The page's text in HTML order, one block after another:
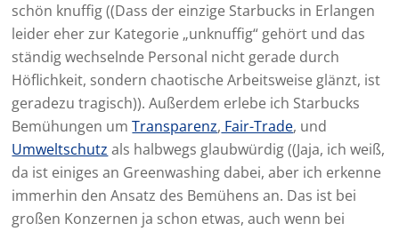
schön knuffig ((Dass der einzige Starbucks in Erlangen
leider eher zur Kategorie „unknuffig“ gehört und das
ständig wechselnde Personal nicht gerade durch
Höflichkeit, sondern chaotische Arbeitsweise glänzt, ist
geradezu tragisch)). Außerdem erlebe ich Starbucks
Bemühungen umTransparenz, Fair-Trade, und
Umweltschutz als halbwegs glaubwürdig ((Jaja, ich weiß,
da ist einiges an Greenwashing dabei, aber ich erkenne
immerhin den Ansatz des Bemühens an. Das ist bei
großen Konzernen ja schon etwas, auch wenn bei